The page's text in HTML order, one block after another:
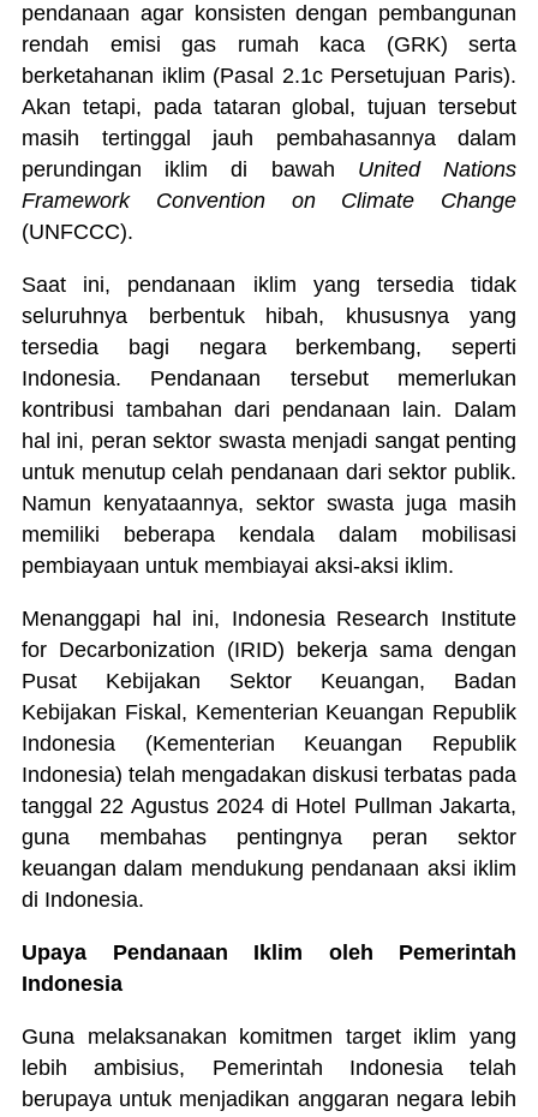
pendanaan agar konsisten dengan pembangunan
rendah emisi gas rumah kaca (GRK) serta
berketahanan iklim (Pasal 2.1c Persetujuan Paris).
Akan tetapi, pada tataran global, tujuan tersebut
masih tertinggal jauh pembahasannya dalam
perundingan iklim di bawah United Nations
Framework Convention on Climate Change
(UNFCCC).
Saat ini, pendanaan iklim yang tersedia tidak
seluruhnya berbentuk hibah, khususnya yang
tersedia bagi negara berkembang, seperti
Indonesia. Pendanaan tersebut memerlukan
kontribusi tambahan dari pendanaan lain. Dalam
hal ini, peran sektor swasta menjadi sangat penting
untuk menutup celah pendanaan dari sektor publik.
Namun kenyataannya, sektor swasta juga masih
memiliki beberapa kendala dalam mobilisasi
pembiayaan untuk membiayai aksi-aksi iklim.
Menanggapi hal ini, Indonesia Research Institute
for Decarbonization (IRID) bekerja sama dengan
Pusat Kebijakan Sektor Keuangan, Badan
Kebijakan Fiskal, Kementerian Keuangan Republik
Indonesia (Kementerian Keuangan Republik
Indonesia) telah mengadakan diskusi terbatas pada
tanggal 22 Agustus 2024 di Hotel Pullman Jakarta,
guna membahas pentingnya peran sektor
keuangan dalam mendukung pendanaan aksi iklim
di Indonesia.
Upaya Pendanaan Iklim oleh Pemerintah
Indonesia
Guna melaksanakan komitmen target iklim yang
lebih ambisius, Pemerintah Indonesia telah
berupaya untuk menjadikan anggaran negara lebih